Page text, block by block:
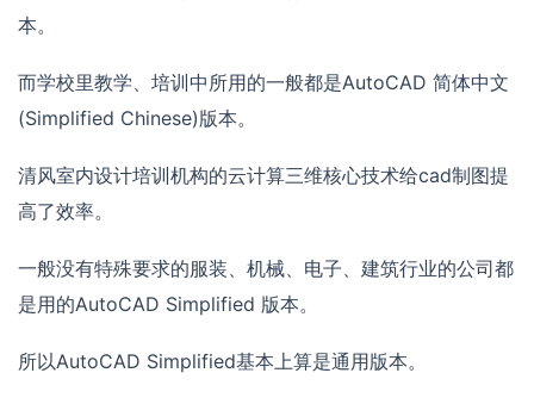
本。
而学校里教学、培训中所用的一般都是AutoCAD 简体中文
(Simplified Chinese)版本。
清风室内设计培训机构的云计算三维核心技术给cad制图提
高了效率。
一般没有特殊要求的服装、机械、电子、建筑行业的公司都
是用的AutoCAD Simplified 版本。
所以AutoCAD Simplified基本上算是通用版本。